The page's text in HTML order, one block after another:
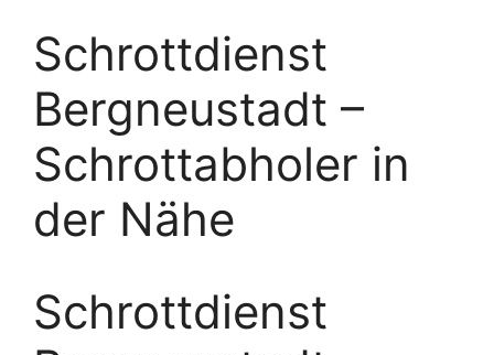
Schrottdienst
Bergneustadt –
Schrottabholer in
der Nähe
Schrottdienst